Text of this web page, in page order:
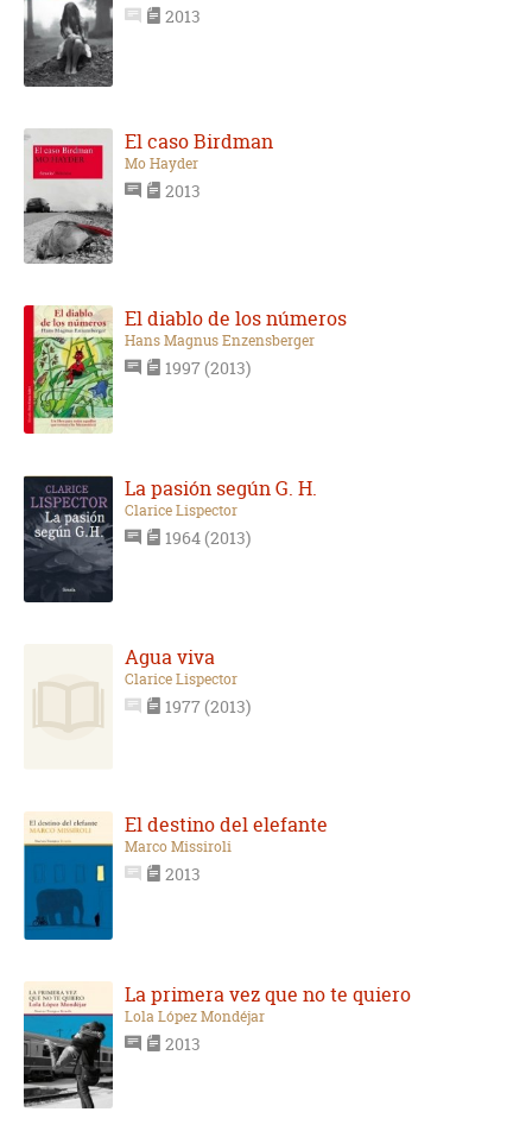
2013
El caso Birdman
Mo Hayder
2013
El diablo de los números
Hans Magnus Enzensberger
1997 (2013)
La pasión según G. H.
Clarice Lispector
1964 (2013)
Agua viva
Clarice Lispector
1977 (2013)
El destino del elefante
Marco Missiroli
2013
La primera vez que no te quiero
Lola López Mondéjar
2013